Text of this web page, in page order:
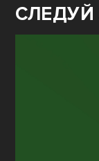
СЛЕДУЙ